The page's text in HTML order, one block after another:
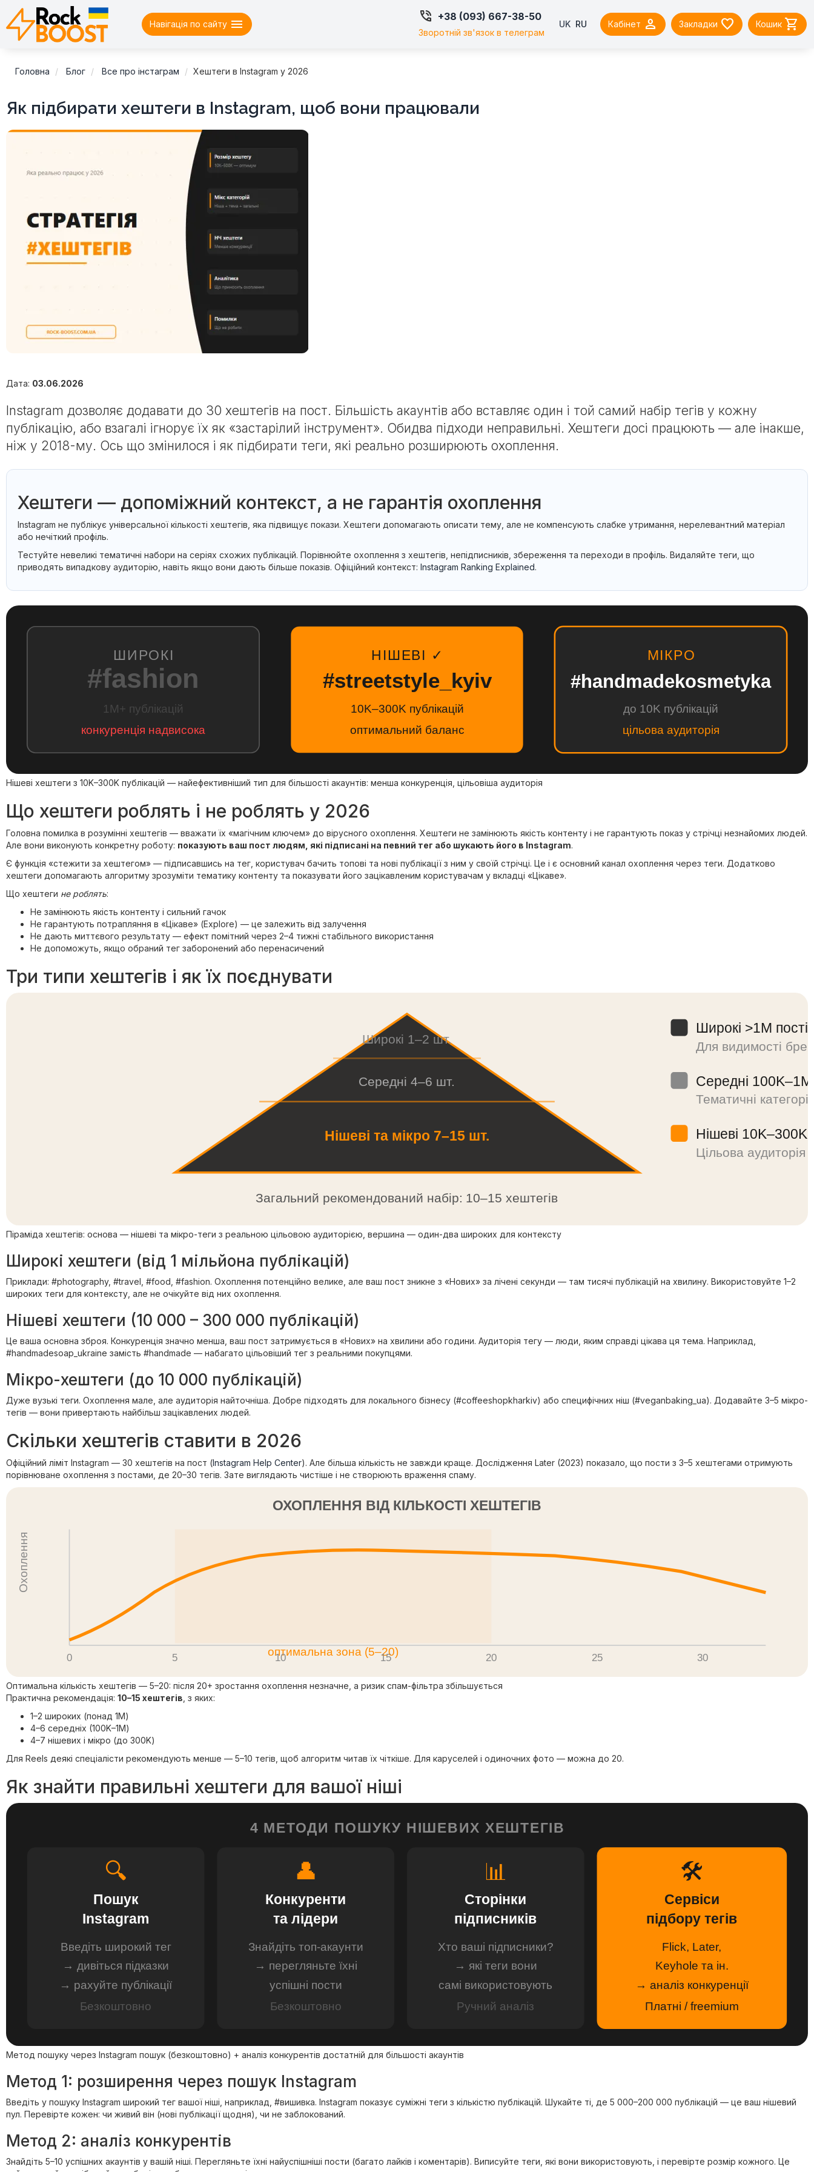
Навігація по сайту   +38 (093) 667-38-50
Зворотній зв'язок в телеграм
UK RU Кабінет  Закладки  Кошик 
Головна Блог Все про інстаграм Хештеги в Instagram у 2026
Як підбирати хештеги в Instagram, щоб вони працювали
Дата: 03.06.2026
Instagram дозволяє додавати до 30 хештегів на пост. Більшість акаунтів або вставляє один і той самий набір тегів у кожну
публікацію, або взагалі ігнорує їх як «застарілий інструмент». Обидва підходи неправильні. Хештеги досі працюють — але інакше,
ніж у 2018-му. Ось що змінилося і як підбирати теги, які реально розширюють охоплення.
Хештеги — допоміжний контекст, а не гарантія охоплення
Instagram не публікує універсальної кількості хештегів, яка підвищує покази. Хештеги допомагають описати тему, але не компенсують слабке утримання, нерелевантний матеріал
або нечіткий профіль.
Тестуйте невеликі тематичні набори на серіях схожих публікацій. Порівнюйте охоплення з хештегів, непідписників, збереження та переходи в профіль. Видаляйте теги, що
приводять випадкову аудиторію, навіть якщо вони дають більше показів. Офіційний контекст: Instagram Ranking Explained.
ШИРОКІ
#fashion
1M+ публікацій
конкуренція надвисока
НІШЕВІ ✓
#streetstyle_kyiv
10K–300K публікацій
оптимальний баланс
МІКРО
#handmadekosmetyka
до 10K публікацій
цільова аудиторія
Нішеві хештеги з 10K–300K публікацій — найефективніший тип для більшості акаунтів: менша конкуренція, цільовіша аудиторія
Що хештеги роблять і не роблять у 2026
Головна помилка в розумінні хештегів — вважати їх «магічним ключем» до вірусного охоплення. Хештеги не замінюють якість контенту і не гарантують показ у стрічці незнайомих людей.
Але вони виконують конкретну роботу: показують ваш пост людям, які підписані на певний тег або шукають його в Instagram.
Є функція «стежити за хештегом» — підписавшись на тег, користувач бачить топові та нові публікації з ним у своїй стрічці. Це і є основний канал охоплення через теги. Додатково
хештеги допомагають алгоритму зрозуміти тематику контенту та показувати його зацікавленим користувачам у вкладці «Цікаве».
Що хештеги не роблять:
Не замінюють якість контенту і сильний гачок
Не гарантують потрапляння в «Цікаве» (Explore) — це залежить від залучення
Не дають миттєвого результату — ефект помітний через 2–4 тижні стабільного використання
Не допоможуть, якщо обраний тег заборонений або перенасичений
Три типи хештегів і як їх поєднувати
Широкі 1–2 шт.
Середні 4–6 шт.
Нішеві та мікро 7–15 шт.
Широкі >1M
Для видимості
Середні 100K–1M
Тематичні категорії
Нішеві 10K–300K
Цільова аудиторія
Загальний рекомендований набір: 10–15 хештегів
Піраміда хештегів: основа — нішеві та мікро-теги з реальною цільовою аудиторією, вершина — один-два широких для контексту
Широкі хештеги (від 1 мільйона публікацій)
Приклади: #photography, #travel, #food, #fashion. Охоплення потенційно велике, але ваш пост зникне з «Нових» за лічені секунди — там тисячі публікацій на хвилину. Використовуйте 1–2
широких теги для контексту, але не очікуйте від них охоплення.
Нішеві хештеги (10 000 – 300 000 публікацій)
Це ваша основна зброя. Конкуренція значно менша, ваш пост затримується в «Нових» на хвилини або години. Аудиторія тегу — люди, яким справді цікава ця тема. Наприклад,
#handmadesoap_ukraine замість #handmade — набагато цільовіший тег з реальними покупцями.
Мікро-хештеги (до 10 000 публікацій)
Дуже вузькі теги. Охоплення мале, але аудиторія найточніша. Добре підходять для локального бізнесу (#coffeeshopkharkiv) або специфічних ніш (#veganbaking_ua). Додавайте 3–5 мікро-
тегів — вони привертають найбільш зацікавлених людей.
Скільки хештегів ставити в 2026
Офіційний ліміт Instagram — 30 хештегів на пост (Instagram Help Center). Але більша кількість не завжди краще. Дослідження Later (2023) показало, що пости з 3–5 хештегами отримують
порівнюване охоплення з постами, де 20–30 тегів. Зате виглядають чистіше і не створюють враження спаму.
ОХОПЛЕННЯ ВІД КІЛЬКОСТІ ХЕШТЕГІВ
оптимальна зона (5–20)
0 5 10 15 20 25 30
Охоплення
Оптимальна кількість хештегів — 5–20: після 20+ зростання охоплення незначне, а ризик спам-фільтра збільшується
Практична рекомендація: 10–15 хештегів , з яких:
1–2 широких (понад 1M)
4–6 середніх (100K–1M)
4–7 нішевих і мікро (до 300K)
Для Reels деякі спеціалісти рекомендують менше — 5–10 тегів, щоб алгоритм читав їх чіткіше. Для каруселей і одиночних фото — можна до 20.
Як знайти правильні хештеги для вашої ніші
4 МЕТОДИ ПОШУКУ НІШЕВИХ ХЕШТЕГІВ
🔍
Пошук
Instagram
Введіть широкий тег
→ дивіться підказки
→ рахуйте публікації
Безкоштовно
👤
Конкуренти
та лідери
Знайдіть топ-акаунти
→ перегляньте їхні
успішні пости
Безкоштовно
📊
Сторінки
підписників
Хто ваші підписники?
→ які теги вони
самі використовують
Ручний аналіз
🛠
Сервіси
підбору тегів
Flick, Later,
Keyhole та ін.
→ аналіз конкуренції
Платні / freemium
Метод пошуку через Instagram пошук (безкоштовно) + аналіз конкурентів достатній для більшості акаунтів
Метод 1: розширення через пошук Instagram
Введіть у пошуку Instagram широкий тег вашої ніші, наприклад, #вишивка. Instagram показує суміжні теги з кількістю публікацій. Шукайте ті, де 5 000–200 000 публікацій — це ваш нішевий
пул. Перевірте кожен: чи живий він (нові публікації щодня), чи не заблокований.
Метод 2: аналіз конкурентів
Знайдіть 5–10 успішних акаунтів у вашій ніші. Перегляньте їхні найуспішніші пости (багато лайків і коментарів). Виписуйте теги, які вони використовують, і перевірте розмір кожного. Це